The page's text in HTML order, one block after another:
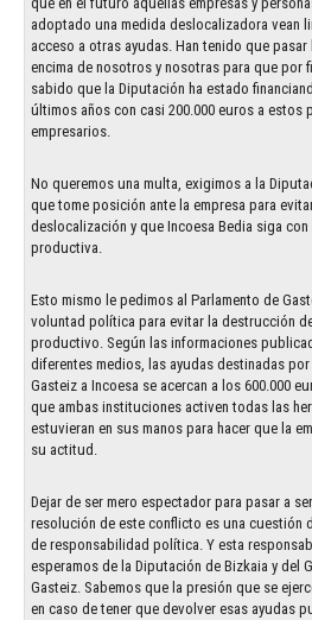
adoptado una medida deslocalizadora vean
acceso a otras ayudas. Han tenido que
encima de nosotros y nosotras para que por
sabido que la Diputación ha estado
últimos años con casi 200.000 euros a estos
empresarios.
No queremos una multa, exigimos a la
que tome posición ante la empresa para
deslocalización y que Incoesa Bedia siga
productiva.
Esto mismo le pedimos al Parlamento de
voluntad política para evitar la destrucción
productivo. Según las informaciones
diferentes medios, las ayudas destinadas
Gasteiz a Incoesa se acercan a los 600.000
que ambas instituciones activen todas las
estuvieran en sus manos para hacer que la
su actitud.
Dejar de ser mero espectador para pasar a
resolución de este conflicto es una cuestión
de responsabilidad política. Y esta
esperamos de la Diputación de Bizkaia y del
Gasteiz. Sabemos que la presión que se
en caso de tener que devolver esas ayudas